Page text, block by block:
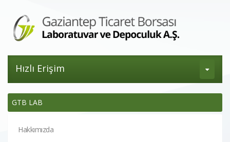
Hızlı Erişim
GTB LAB
Hakkımızda